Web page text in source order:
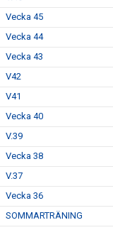
Vecka 45
Vecka 44
Vecka 43
V42
V41
Vecka 40
V.39
Vecka 38
V.37
Vecka 36
SOMMARTRÄNING